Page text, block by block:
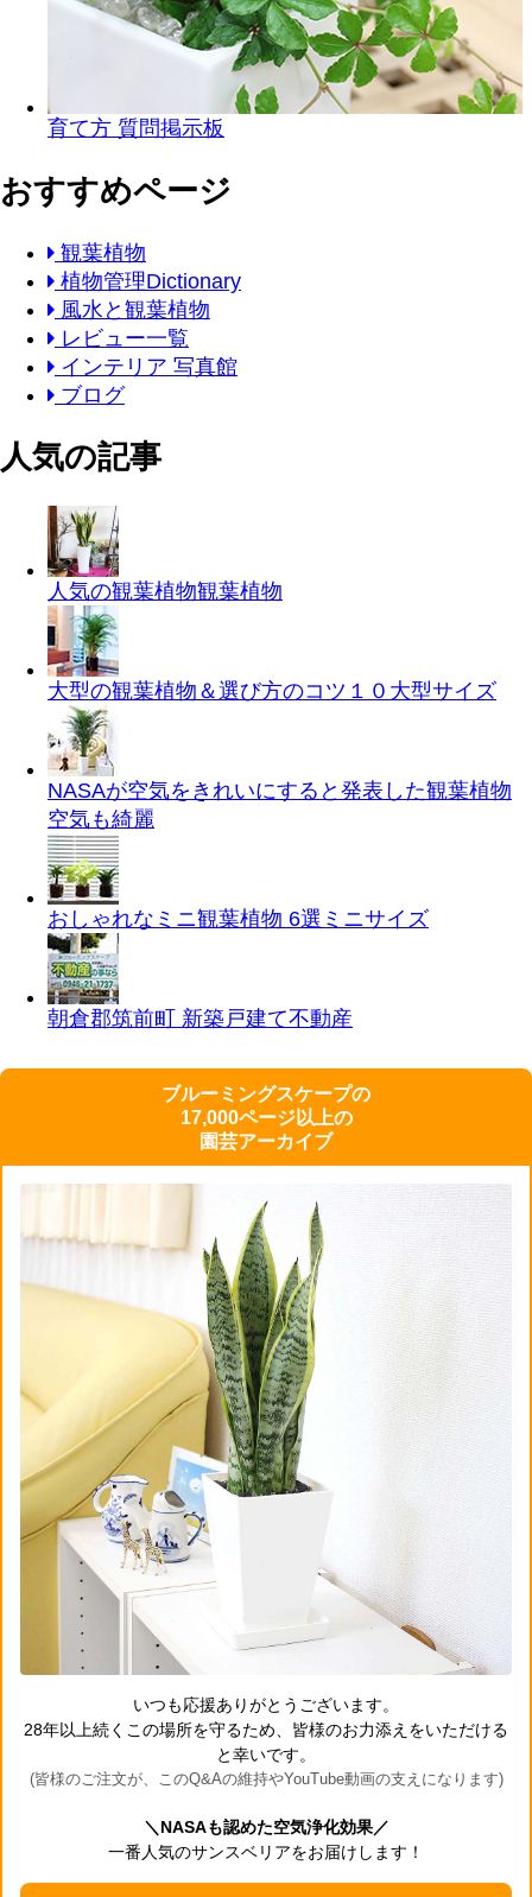
育て方 質問掲示板
おすすめページ
観葉植物
植物管理Dictionary
風水と観葉植物
レビュー一覧
インテリア 写真館
ブログ
人気の記事
人気の観葉植物観葉植物
大型の観葉植物＆選び方のコツ１０ 大型サイズ
NASAが空気をきれいにすると発表した観葉植物
空気も綺麗
おしゃれなミニ観葉植物 6選 ミニサイズ
朝倉郡筑前町 新築戸建て不動産
ブルーミングスケープの
17,000ページ以上の
園芸アーカイブ
いつも応援ありがとうございます。
28年以上続くこの場所を守るため、皆様のお力添えをいただける
と幸いです。
(皆様のご注文が、このQ&Aの維持やYouTube動画の支えになります)
＼NASAも認めた空気浄化効果／
一番人気のサンスベリアをお届けします！